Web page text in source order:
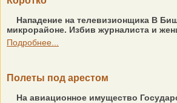
Нападение на телевизионщика В
микрорайоне. Избив журналиста и
Подробнее...
Полеты под арестом
На авиационное имущество